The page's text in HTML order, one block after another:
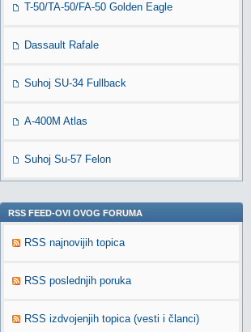
T-50/TA-50/FA-50 Golden Eagle
Dassault Rafale
Suhoj SU-34 Fullback
A-400M Atlas
Suhoj Su-57 Felon
RSS FEED-OVI OVOG FORUMA
RSS najnovijih topica
RSS poslednjih poruka
RSS izdvojenjih topica (vesti i članci)